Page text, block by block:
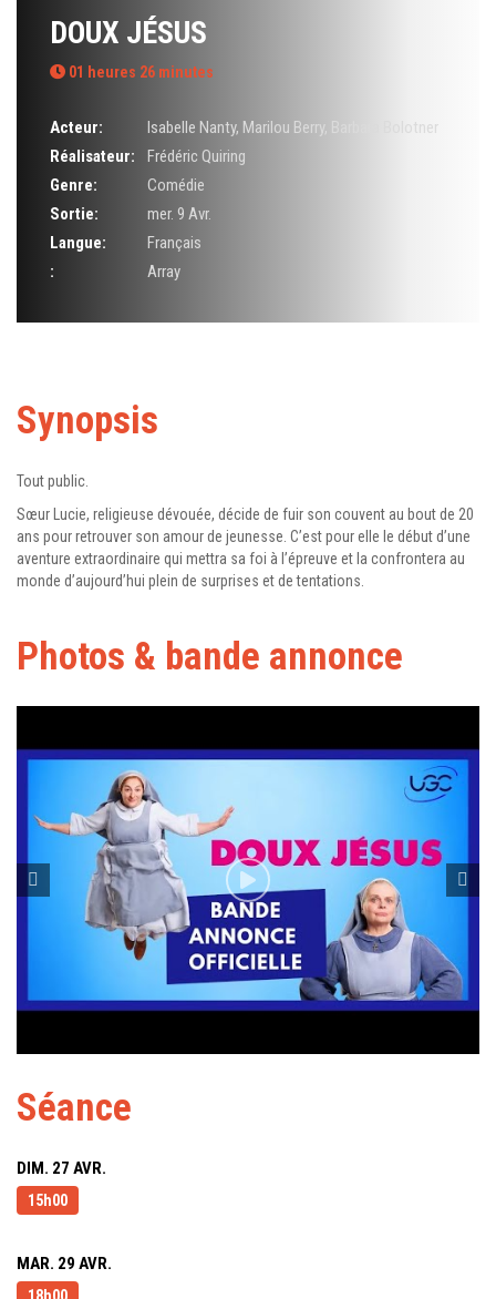
DOUX JÉSUS
01 heures 26 minutes
Acteur: Isabelle Nanty, Marilou Berry,
Barbara Bolotner
Réalisateur:
Frédéric Quiring
Genre:
Comédie
Sortie:
mer. 9 Avr.
Langue:
Français
:
Array
Synopsis
Tout public.
Sœur Lucie, religieuse dévouée, décide de fuir son couvent au bout de 20
ans pour retrouver son amour de jeunesse. C’est pour elle le début d’une
aventure extraordinaire qui mettra sa foi à l’épreuve et la confrontera au
monde d’aujourd’hui plein de surprises et de tentations.
Photos & bande annonce
Séance
DIM. 27 AVR.
15h00
MAR. 29 AVR.
18h00